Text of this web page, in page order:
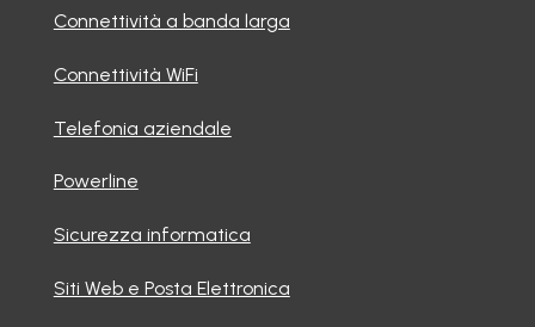
Connettività a banda larga
Connettività WiFi
Telefonia aziendale
Powerline
Sicurezza informatica
Siti Web e Posta Elettronica